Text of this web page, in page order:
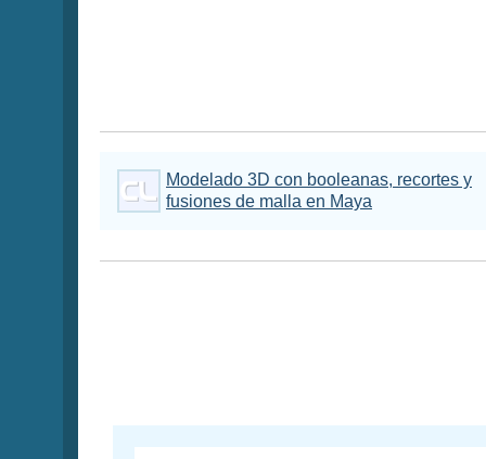
Modelado 3D con booleanas, recortes y
fusiones de malla en Maya